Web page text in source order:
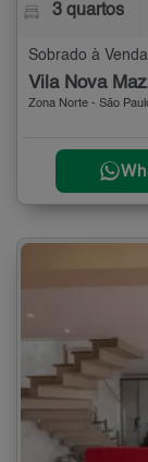
3 quartos
Sobrado à
Vila Nova
Zona Norte - São